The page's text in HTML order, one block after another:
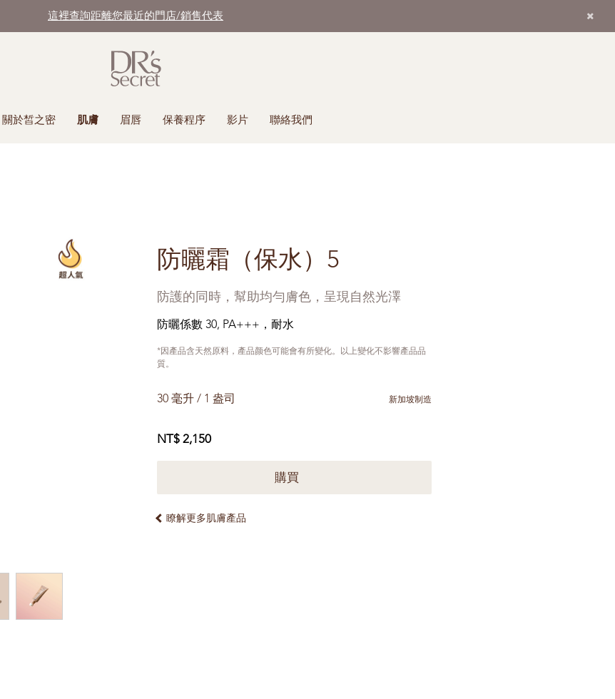
這裡查詢距離您最近的門店/銷售代表
關於皙之密 肌膚 眉唇 保養程序 影片 聯絡我們
防曬霜（保水）5
防護的同時，幫助均勻膚色，呈現自然光澤
防曬係數 30, PA+++，耐水
*因產品含天然原料，產品颜色可能會有所變化。以上變化不影響產品品
質。
30 毫升 / 1 盎司 新加坡制造
NT$ 2,150
購買
瞭解更多肌膚產品